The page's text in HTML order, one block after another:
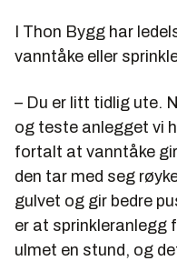
I Thon Bygg har
vanntåke eller
– Du er litt tidlig ute.
og teste anlegget vi
fortalt at vanntåke
den tar med seg
gulvet og gir bedre
er at sprinkleranlegg
ulmet en stund, og